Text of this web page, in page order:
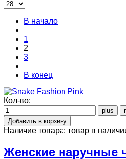
В начало
1
2
3
В конец
Кол-во:
Наличие товара: товар в
Женские наручные